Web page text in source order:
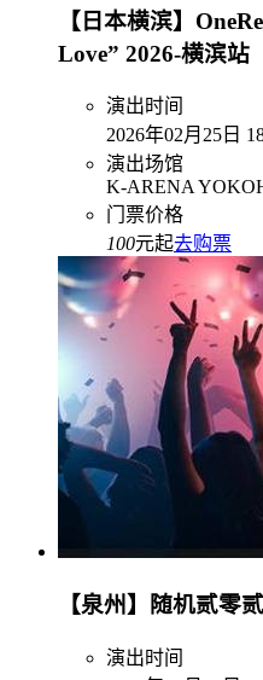
【日本横滨】
Love” 2026-横滨站
演出时间
2026年02月25日
演出场馆
K-ARENA
门票价格
100元起去购票
【泉州】随机贰零
演出时间